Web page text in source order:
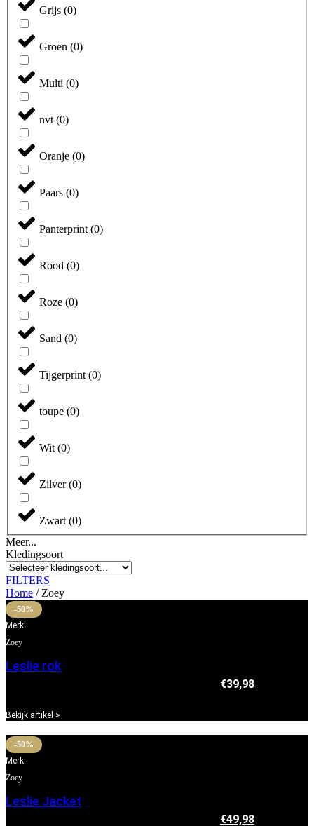
Grijs (0)
Groen (0)
Multi (0)
nvt (0)
Oranje (0)
Paars (0)
Panterprint (0)
Rood (0)
Roze (0)
Sand (0)
Tijgerprint (0)
toupe (0)
Wit (0)
Zilver(0)
Zwart (0)
Meer...
Kledingsoort
FILTERS
Home / Zoey
-50%
Merk:
Zoey
Leslie rok
€39,98
Bekijk artikel >
-50%
Merk:
Zoey
Leslie Jacket
€49,98